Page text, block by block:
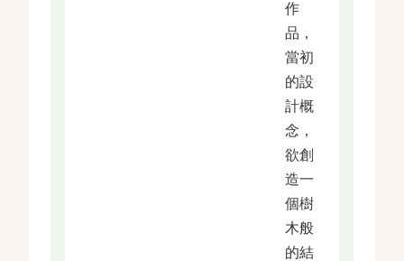
作
品，
當初
的設
計概
念，
欲創
造一
個樹
木般
的結